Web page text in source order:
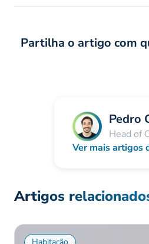
Partilha o artigo com
Pedro
Head of
Ver mais artigos
Artigos